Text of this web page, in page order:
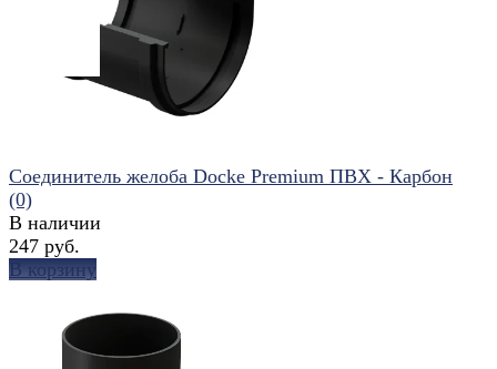
сравнить
Соединитель желоба Docke Premium ПВХ - Карбон
(0)
В наличии
247 руб.
В корзину